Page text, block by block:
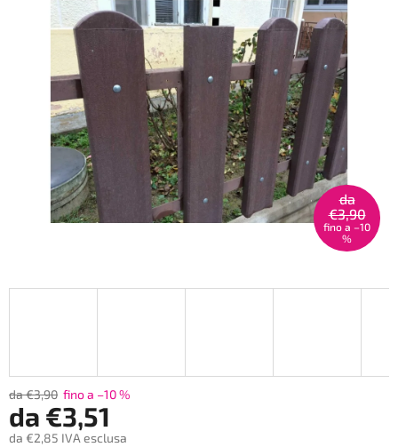
prodotto
è
stelle.
da
€3,90
fino a –10
%
da €3,90 fino a –10 %
da €3,51
da €2,85 IVA esclusa